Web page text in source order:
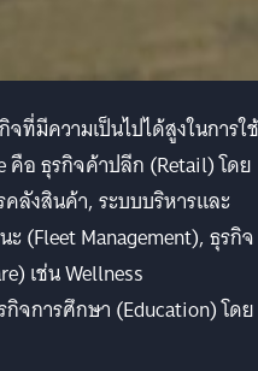
ที่มีความเป็นไปได้สูงในการใช้
อ ธุรกิจค้าปลีก (Retail) โดย
ลังสินค้า, ระบบบริหารและ
(Fleet Management), ธุรกิจ
เช่น Wellness
จการศึกษา (Education) โดย